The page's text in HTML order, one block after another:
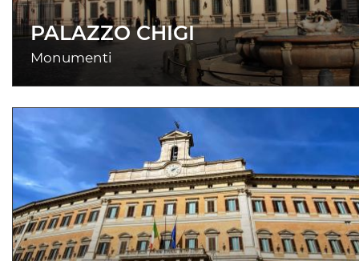
PALAZZO CHIGI
Monumenti